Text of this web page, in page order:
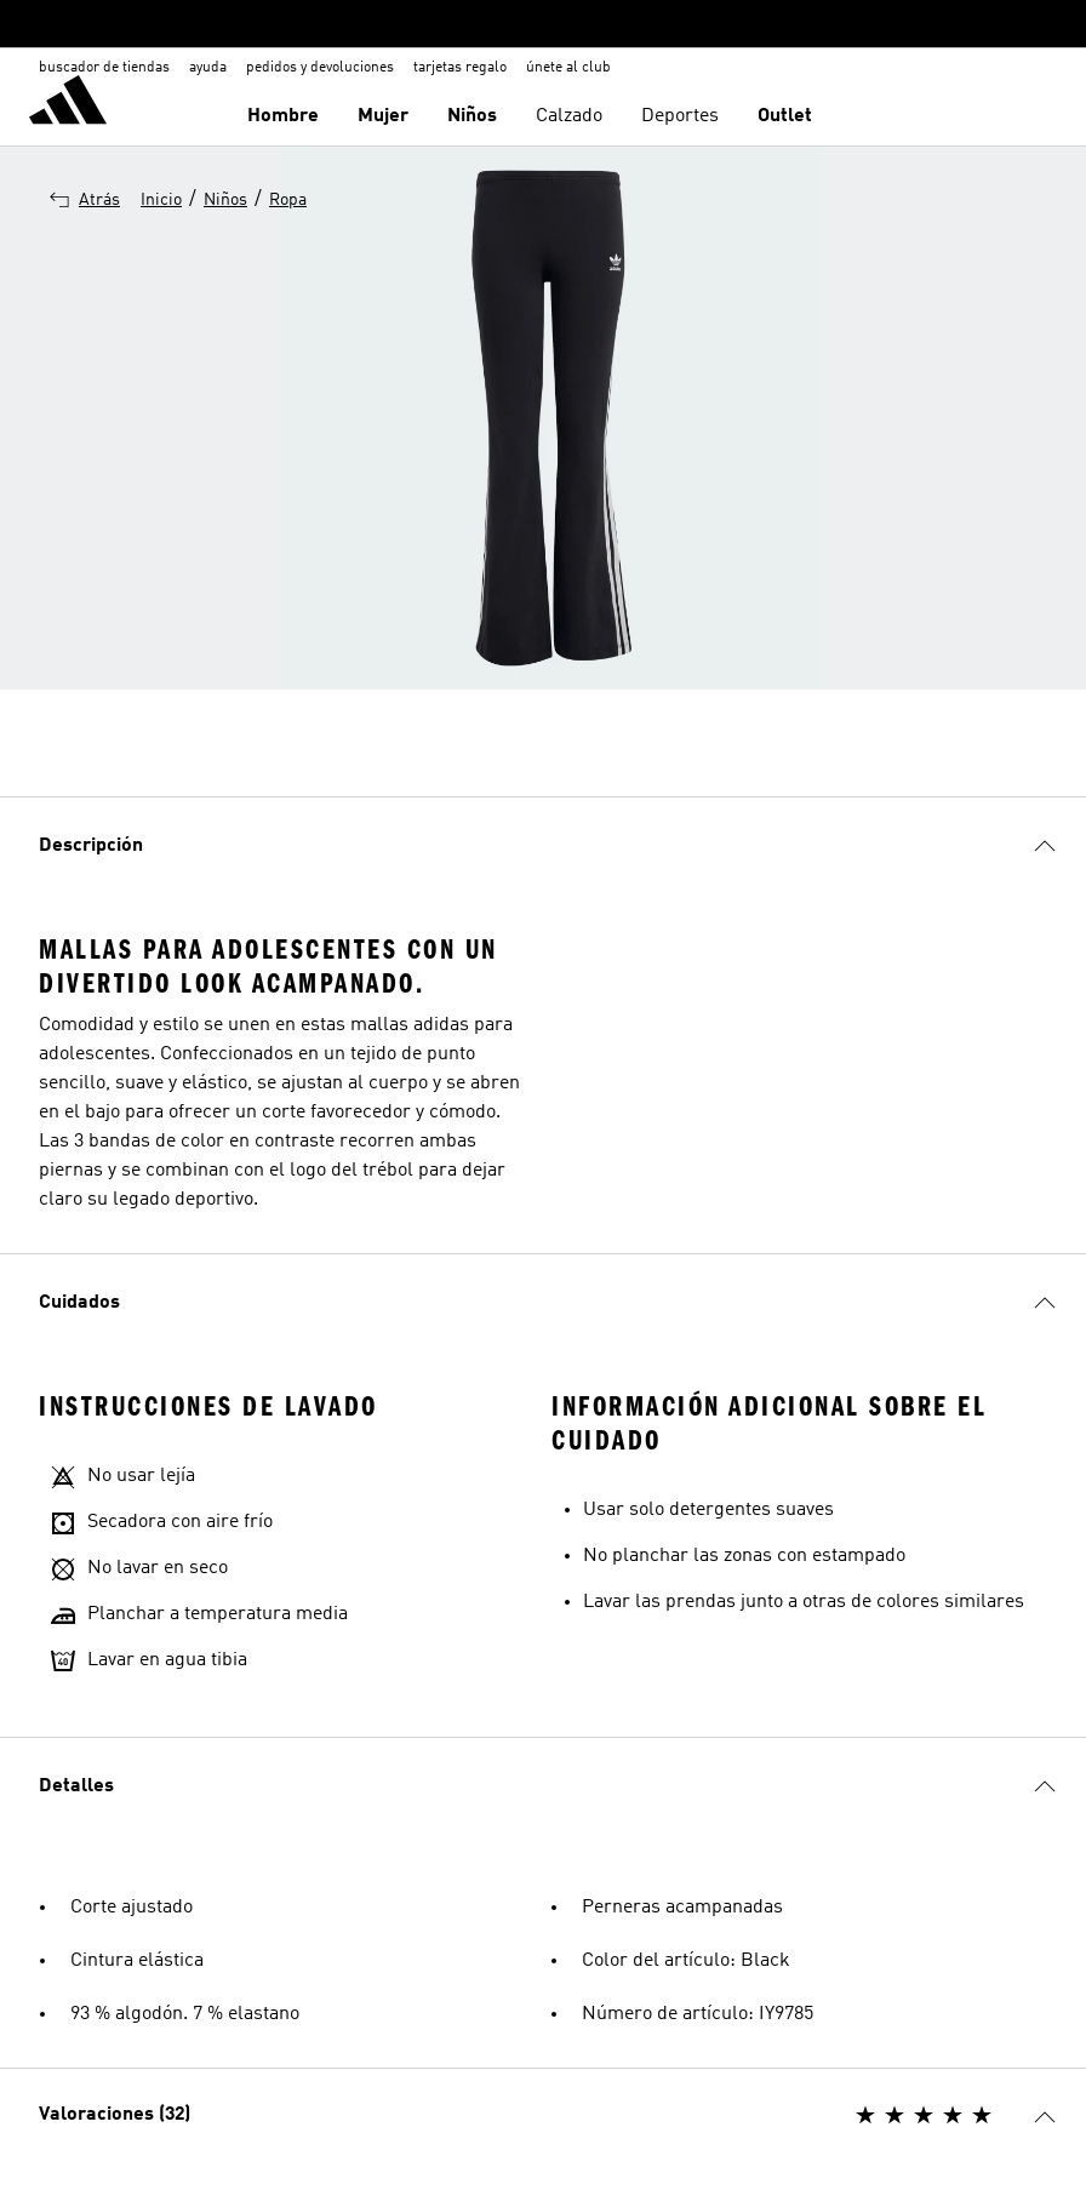
buscador de tiendas ayuda pedidos y devoluciones tarjetas regalo únete al club
Hombre Mujer Niños Calzado Deportes Outlet
Atrás Inicio / Niños / Ropa
Descripción
MALLAS PARA ADOLESCENTES CON UN
DIVERTIDO LOOK ACAMPANADO.
Comodidad y estilo se unen en estas mallas adidas para
adolescentes. Confeccionados en un tejido de punto
sencillo, suave y elástico, se ajustan al cuerpo y se abren
en el bajo para ofrecer un corte favorecedor y cómodo.
Las 3 bandas de color en contraste recorren ambas
piernas y se combinan con el logo del trébol para dejar
claro su legado deportivo.
Cuidados
INSTRUCCIONES DE LAVADO
No usar lejía
Secadora con aire frío
No lavar en seco
Planchar a temperatura media
Lavar en agua tibia
INFORMACIÓN ADICIONAL SOBRE EL
CUIDADO
Usar solo detergentes suaves
No planchar las zonas con estampado
Lavar las prendas junto a otras de colores similares
Detalles
Corte ajustado
Cintura elástica
93 % algodón. 7 % elastano
Perneras acampanadas
Color del artículo: Black
Número de artículo: IY9785
Valoraciones (32)